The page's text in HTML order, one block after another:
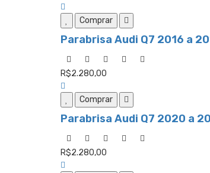
Comprar
Parabrisa Audi Q7 2016 a
R$2.280,00
Comprar
Parabrisa Audi Q7 2020 a
R$2.280,00